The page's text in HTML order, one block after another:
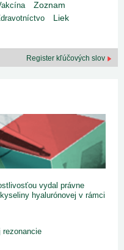
Zoznam
Liek
Register kľúčových slov
vydal právne
hyalurónovej v rámci
rezonancie